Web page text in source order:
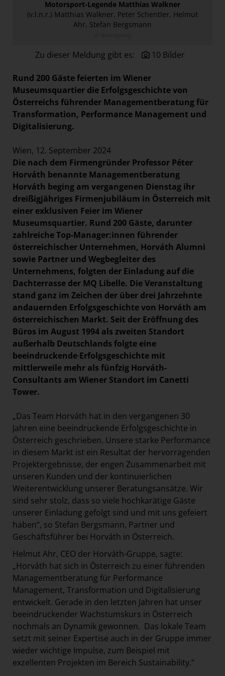
Paradies Garten
Swiss Life Select
The Companion
The Hoxton
Unibail-Rodamco-Westfield
Vöslauer
MEDIA
KONTAKT
Motorsport-Legende Matthias Walkner
(v.l.n.r.) Matthias Walkner, Peter Schentler, Helmut
Ahr, Stefan Bergsmann
Zu dieser Meldung gibt es: 10 Bilder
Rund 200 Gäste feierten im Wiener
Museumsquartier die Erfolgsgeschichte von
Österreichs führender Managementberatung für
Transformation, Performance Management und
Digitalisierung.
Wien, 12. September 2024
Die nach dem Firmengründer Professor Péter
Horváth benannte Managementberatung
Horváth beging am vergangenen Dienstag ihr
dreißigjähriges Firmenjubiläum in Österreich mit
einer exklusiven Feier im Wiener
Museumsquartier. Rund 200 Gäste, darunter
zahlreiche Top-Manager:innen führender
österreichischer Unternehmen, Horváth Alumni
sowie Partner und Wegbegleiter des
Unternehmens, folgten der Einladung auf die
Dachterrasse der MQ Libelle. Die Veranstaltung
stand ganz im Zeichen der über drei Jahrzehnte
andauernden Erfolgsgeschichte von Horváth am
österreichischen Markt. Seit der Eröffnung des
Büros im August 1994 als zweiten Standort
außerhalb Deutschlands folgte eine
beeindruckende Erfolgsgeschichte mit
mittlerweile mehr als fünfzig Horváth-
Consultants am Wiener Standort im Canetti
Tower.
„Das Team Horváth hat in den vergangenen 30
Jahren eine beeindruckende Erfolgsgeschichte in
Österreich geschrieben. Unsere starke Performance
in diesem Markt ist ein Resultat der hervorragenden
Projektergebnisse, der engen Zusammenarbeit mit
unseren Kunden und der kontinuierlichen
Weiterentwicklung unserer Beratungsansätze. Wir
sind sehr stolz, dass so viele hochkarätige Gäste
unserer Einladung gefolgt sind und mit uns gefeiert
haben“, so Stefan Bergsmann, Partner und
Geschäftsführer bei Horváth in Österreich.
Helmut Ahr, CEO der Horváth-Gruppe, sagte:
„Horváth hat sich in Österreich zu einer führenden
Managementberatung für Performance
Management, Transformation und Digitalisierung
entwickelt. Gerade in den letzten Jahren hat unser
beeindruckender Wachstumskurs in Österreich
nochmals an Dynamik gewonnen. Das lokale Team
setzt mit seiner Expertise auch in der Gruppe immer
wieder wichtige Impulse, zum Beispiel mit
exzellenten Projekten im Bereich Sustainability.“